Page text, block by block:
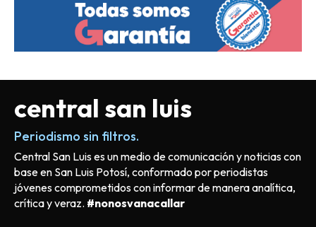
central san luis
Periodismo sin filtros.
Central San Luis es un medio de comunicación y noticias con
base en San Luis Potosí, conformado por periodistas
jóvenes comprometidos con informar de manera analítica,
crítica y veraz. #nonosvanacallar